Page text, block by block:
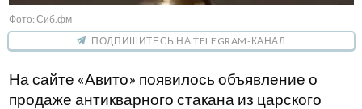
Фото: Сиб.фм
ПОДПИШИТЕСЬ НА TELEGRAM-КАНАЛ
На сайте «Авито» появилось объявление о
продаже антикварного стакана из царского